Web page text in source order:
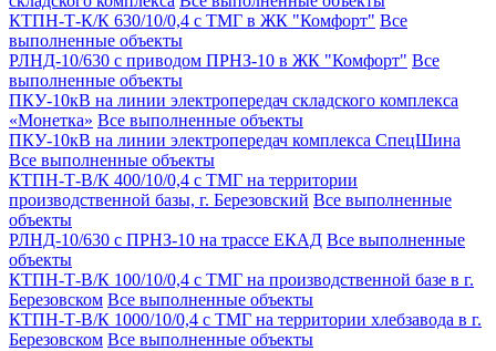
КТПН-Т-К/К 630/10/0,4 с ТМГ в ЖК "Комфорт" Все
выполненные объекты
РЛНД-10/630 с приводом ПРНЗ-10 в ЖК "Комфорт" Все
выполненные объекты
ПКУ-10кВ на линии электропередач складского комплекса
«Монетка» Все выполненные объекты
ПКУ-10кВ на линии электропередач комплекса СпецШина
Все выполненные объекты
КТПН-Т-В/К 400/10/0,4 с ТМГ на территории
производственной базы, г. Березовский Все выполненные
объекты
РЛНД-10/630 с ПРНЗ-10 на трассе ЕКАД Все выполненные
объекты
КТПН-Т-В/К 100/10/0,4 с ТМГ на производственной базе в г.
Березовском Все выполненные объекты
КТПН-Т-В/К 1000/10/0,4 с ТМГ на территории хлебзавода в г.
Березовском Все выполненные объекты